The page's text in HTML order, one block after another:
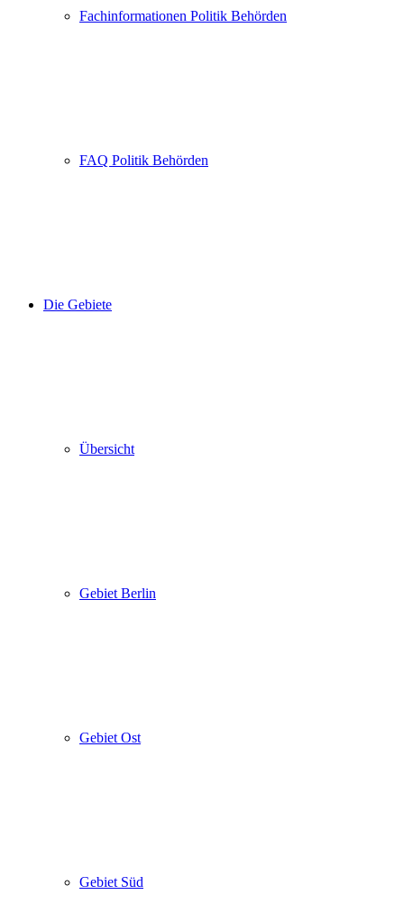
Fachinformationen Politik Behörden
FAQ Politik Behörden
Die Gebiete
Übersicht
Gebiet Berlin
Gebiet Ost
Gebiet Süd